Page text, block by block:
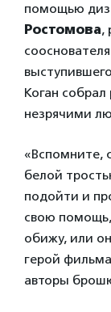
помощью
Ростомова,
Коган
незрячими
«Вспомните,
белой
подойти и
свою помощь,
обижу, или
герой
авторы